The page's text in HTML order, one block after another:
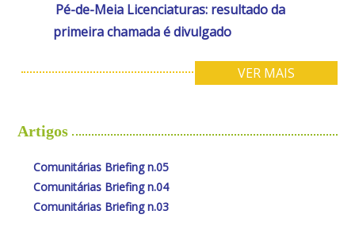
Pé-de-Meia Licenciaturas: resultado da
primeira chamada é divulgado
VER MAIS
Artigos
Comunitárias Briefing n.05
Comunitárias Briefing n.04
Comunitárias Briefing n.03